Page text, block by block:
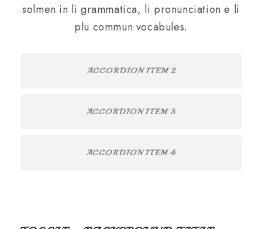
solmen in li grammatica, li pronunciation e li
plu commun vocabules.
ACCORDION ITEM 2
ACCORDION ITEM 3
ACCORDION ITEM 4